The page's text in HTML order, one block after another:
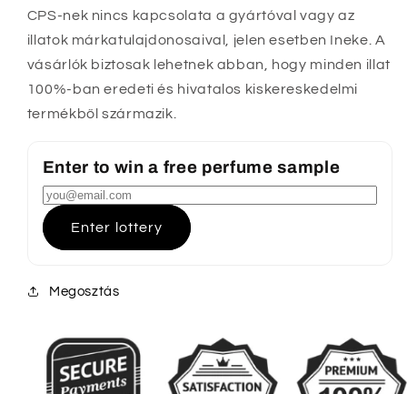
CPS-nek nincs kapcsolata a gyártóval vagy az
illatok márkatulajdonosaival, jelen esetben Ineke. A
vásárlók biztosak lehetnek abban, hogy minden illat
100%-ban eredeti és hivatalos kiskereskedelmi
termékből származik.
Enter to win a free perfume sample
Enter lottery
Megosztás